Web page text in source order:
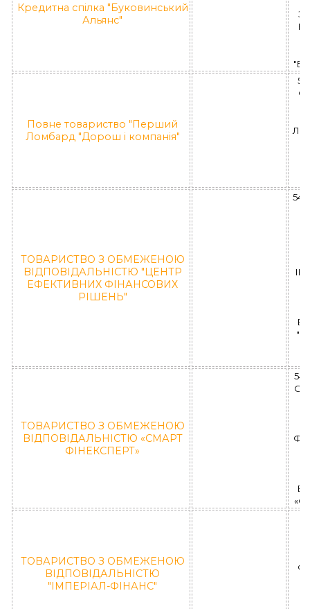
Кредитна спілка "Буковинський
Альянс"
Повне товариство "Перший
Ломбард "Дорош і компанія"
ЛД
ТОВАРИСТВО З ОБМЕЖЕНОЮ
ВІДПОВІДАЛЬНІСТЮ "ЦЕНТР
ЕФЕКТИВНИХ ФІНАНСОВИХ
РІШЕНЬ"
ІК
ТОВАРИСТВО З ОБМЕЖЕНОЮ
ВІДПОВІДАЛЬНІСТЮ «СМАРТ
ФІНЕКСПЕРТ»
ФК
ТОВАРИСТВО З ОБМЕЖЕНОЮ
ВІДПОВІДАЛЬНІСТЮ
"ІМПЕРІАЛ-ФІНАНС"